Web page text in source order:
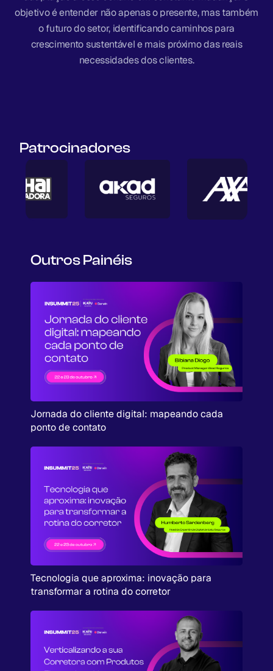
objetivo é entender não apenas o presente, mas também
o futuro do setor, identificando caminhos para
crescimento sustentável e mais próximo das reais
necessidades dos clientes.
Patrocinadores
Outros Painéis
Jornada do cliente digital: mapeando cada
ponto de contato
Tecnologia que aproxima: inovação para
transformar a rotina do corretor